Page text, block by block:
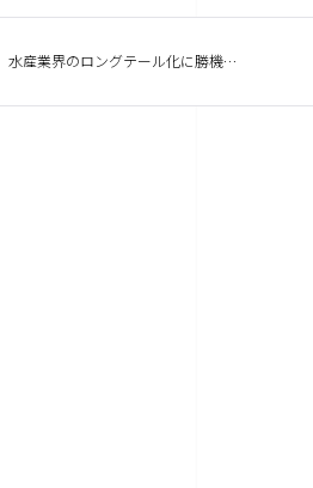
水産業界のロングテール化に勝機を見た！